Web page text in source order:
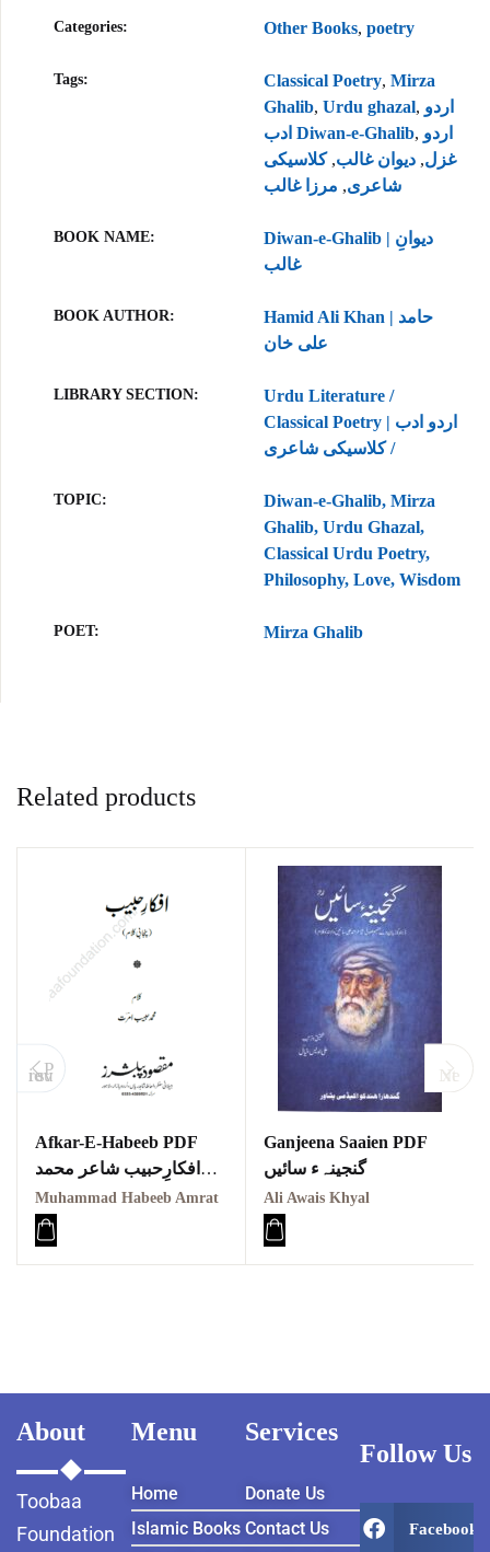
Categories: Other Books, poetry
Tags: Classical Poetry, Mirza
Ghalib, Urdu ghazal, اردو
ادب Diwan-e-Ghalib, اردو
غزل, دیوان غالب,کلاسیکی
شاعری, مرزا غالب
BOOK NAME
Diwan-e-Ghalib | دیوانِ
غالب
BOOK AUTHOR
Hamid Ali Khan | حامد
علی خان
LIBRARY SECTION
Urdu Literature /
Classical Poetry | اردو ادب
/ کلاسیکی شاعری
TOPIC
Diwan-e-Ghalib, Mirza
Ghalib, Urdu Ghazal,
Classical Urdu Poetry,
Philosophy, Love, Wisdom
POET Mirza Ghalib
Related products
P
revious
Afkar-E-Habeeb PDF
افکارِحبیب شاعر محمد
حبیب امرت
Muhammad Habeeb Amrat
Ganjeena Saaien PDF
گنجینہء سائیں
Ali Awais Khyal
Next
About
Toobaa
Foundation
Menu
Home
Islamic Books
Services
Donate Us
Contact Us
Follow Us
Facebook